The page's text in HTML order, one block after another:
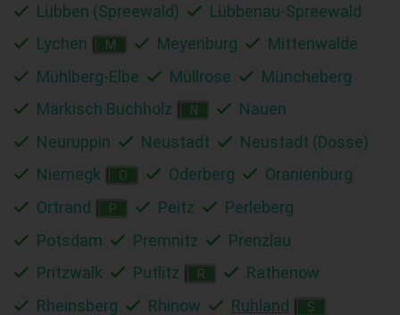
Lübben (Spreewald)
Lübbenau-Spreewald
Lychen
M Meyenburg
Mittenwalde
Mühlberg-Elbe
Müllrose
Müncheberg
Märkisch Buchholz
N
Nauen
Neuruppin
Neustadt
Neustadt (Dosse)
Niemegk
O Oderberg
Oranienburg
Ortrand
P Peitz
Perleberg
Potsdam
Premnitz
Prenzlau
Pritzwalk
Putlitz R
Rathenow
Rheinsberg
Rhinow Ruhland S